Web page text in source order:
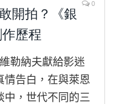
0
開拍？《銀
歷程
勒納夫獻給影迷
情告白，在與萊恩
中，世代不同的三